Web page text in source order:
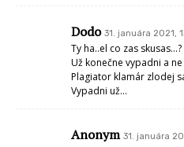
Dodo 31. januára 2021,
Ty ha..el co zas
Už konečne vypadni a
Plagiator klamár zlodej
Vypadni už…
Anonym 31. januára